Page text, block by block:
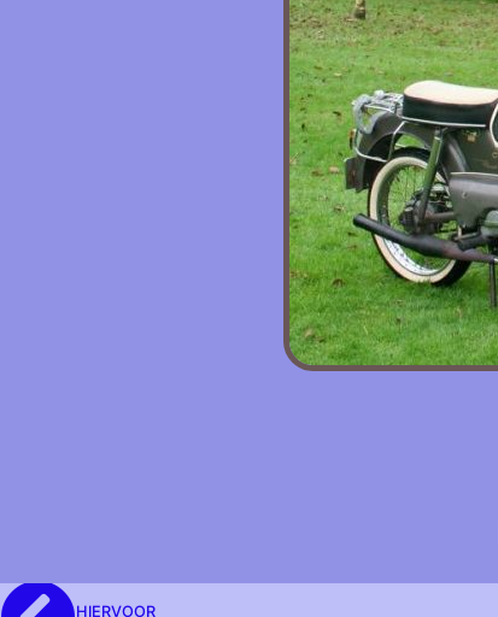
HIERVOOR